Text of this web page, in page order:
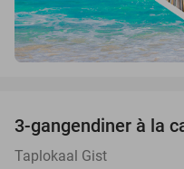
3-gangendiner à la
Taplokaal Gist